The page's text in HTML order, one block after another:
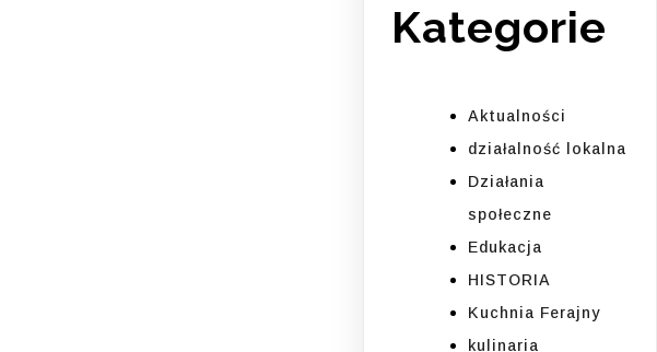
Kategorie
Aktualności
działalność lokalna
Działania
społeczne
Edukacja
HISTORIA
Kuchnia Ferajny
kulinaria